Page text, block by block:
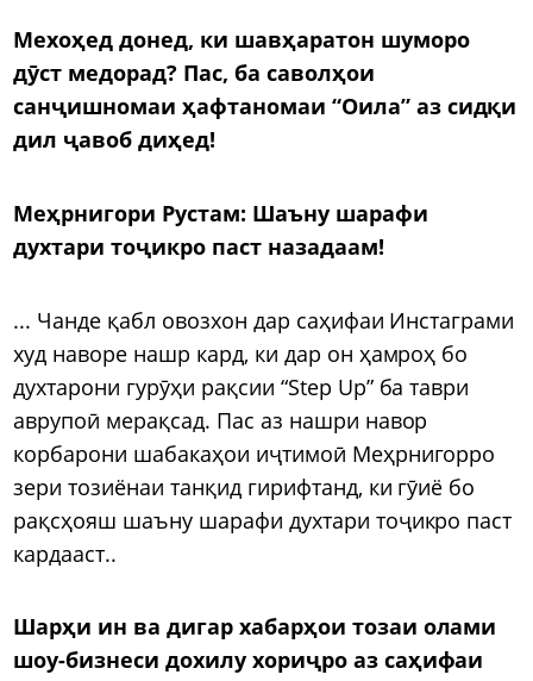
Мехоҳед донед, ки шавҳаратон шуморо
дӯст медорад? Пас, ба саволҳои
санҷишномаи ҳафтаномаи “Оила”аз сидқи
дил ҷавоб диҳед!
Меҳрнигори Рустам: Шаъну шарафи
духтари тоҷикро паст назадаам!
... Чанде қабл овозхон дар саҳифаи Инстаграми
худ наворе нашр кард, ки дар он ҳамроҳ бо
духтарони гурӯҳи рақсии “Step Up” ба таври
аврупоӣ мерақсад. Пас аз нашри навор
корбарони шабакаҳои иҷтимоӣ Меҳрнигорро
зери тозиёнаи танқид гирифтанд, ки гӯиё бо
рақсҳояш шаъну шарафи духтари тоҷикро паст
кардааст..
Шарҳи ин ва дигар хабарҳои тозаи олами
шоу-бизнеси дохилу хориҷро аз саҳифаи